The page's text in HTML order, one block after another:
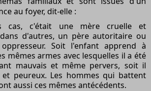
au foyer, dit-elle :
cas, c'était une mère cruelle et
d'autres, un père autoritaire ou
Soit l'enfant apprend à
mêmes armes avec lesquelles il a été
mauvais et même pervers, soit il
et peureux. Les hommes qui battent
aussi ces mêmes antécédents.